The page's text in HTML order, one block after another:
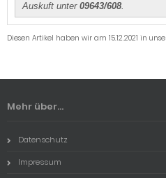
Auskuft unter 09643/608.
Diesen Artikel haben wir am 15.12.2021 in
Mehr über...
Datenschutz
Impressum